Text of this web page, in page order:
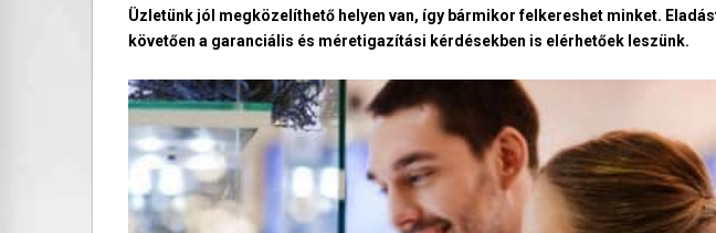
Üzletünk jól megközelíthető helyen van, így bármikor felkereshet minket.
követően a garanciális és méretigazítási kérdésekben is elérhetőek leszünk.